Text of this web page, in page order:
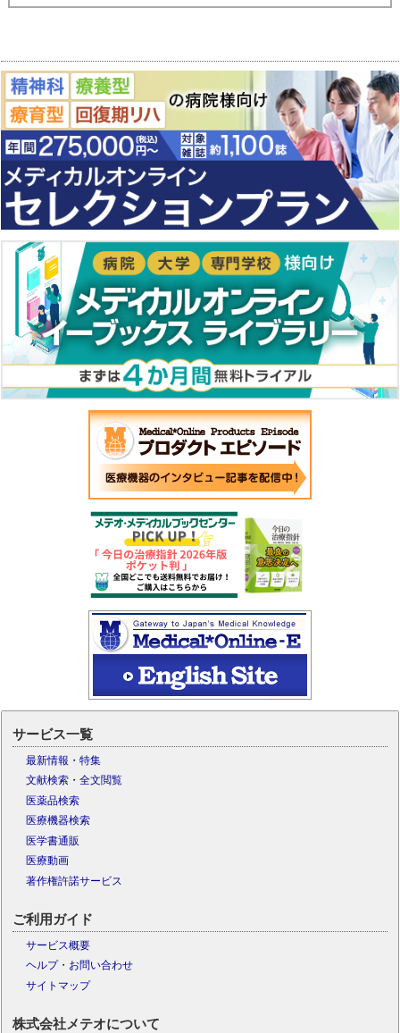
サービス一覧
最新情報・特集
文献検索・全文閲覧
医薬品検索
医療機器検索
医学書通販
医療動画
著作権許諾サービス
ご利用ガイド
サービス概要
ヘルプ・お問い合わせ
サイトマップ
株式会社メテオについて